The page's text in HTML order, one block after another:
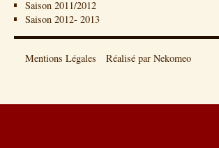
Saison 2011/2012
Saison 2012- 2013
Mentions Légales Réalisé par Nekomeo